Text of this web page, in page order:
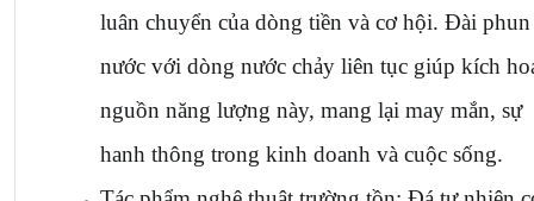
luân chuyển của dòng tiền và cơ hội. Đài phun
nước với dòng nước chảy liên tục giúp kích
nguồn năng lượng này, mang lại may mắn, sự
hanh thông trong kinh doanh và cuộc sống.